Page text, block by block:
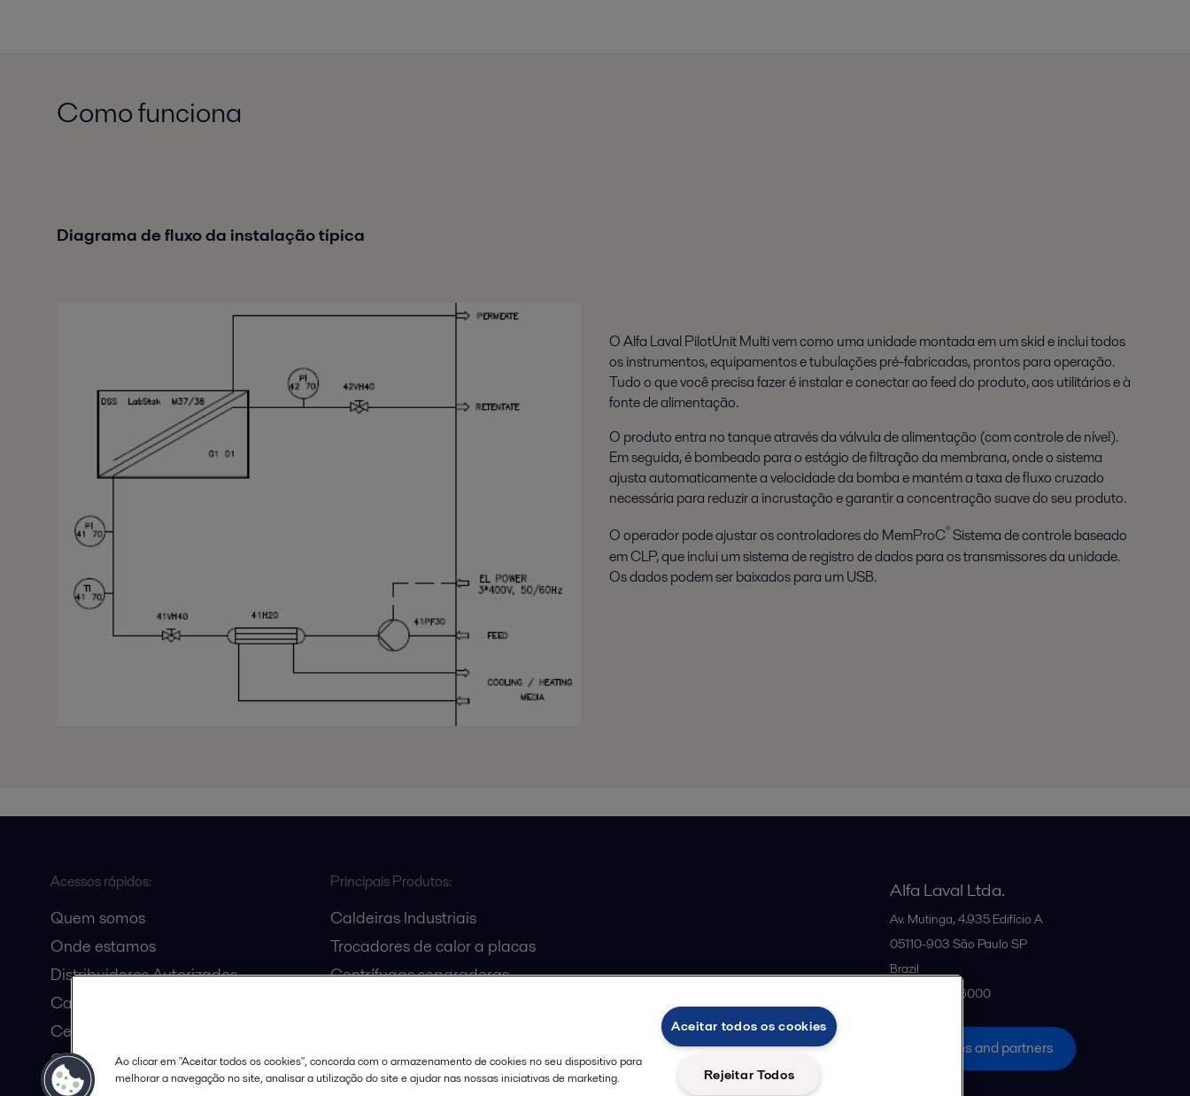
Como funciona
Diagrama de fluxo da instalação típica
O Alfa Laval PilotUnit Multi vem como uma unidade montada em um skid e inclui todos
os instrumentos, equipamentos e tubulações pré-fabricadas, prontos para operação.
Tudo o que você precisa fazer é instalar e conectar ao feed do produto, aos utilitários e à
fonte de alimentação.
O produto entra no tanque através da válvula de alimentação (com controle de nível).
Em seguida, é bombeado para o estágio de filtração da membrana, onde o sistema
ajusta automaticamente a velocidade da bomba e mantém a taxa de fluxo cruzado
necessária para reduzir a incrustação e garantir a concentração suave do seu produto.
O operador pode ajustar os controladores do MemProC®Sistema de controle baseado
em CLP, que inclui um sistema de registro de dados para os transmissores da unidade.
Os dados podem ser baixados para um USB.
Acessos rápidos:
Quem somos
Onde estamos
Distribuidores Autorizados
Carreira
Certificados do Sistema da
Qualidade
Principais Produtos:
Caldeiras Industriais
Trocadores de calor a placas
Centrífugas separadoras
Alfa Laval Ltda.
Av. Mutinga, 4.935 Edifício A
05110-903 São Paulo SP
Brazil
+55 11 5188-6000
All offices and partners
Ao clicar em "Aceitar todos os cookies", concorda com o armazenamento de cookies no seu dispositivo para
melhorar a navegação no site, analisar a utilização do site e ajudar nas nossas iniciativas de marketing.
Aceitar todos os cookies
Rejeitar Todos